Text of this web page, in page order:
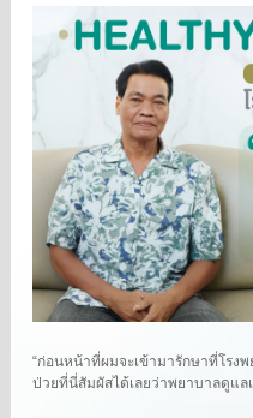
“ก่อนหน้าที่ผมจะเข้ามารักษาที่โรง
ป่วยที่นี่สัมผัสได้เลยว่าพยาบาลดูแล